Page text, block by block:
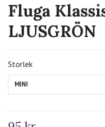
Fluga
LJUSGRÖN
Storlek
MINI